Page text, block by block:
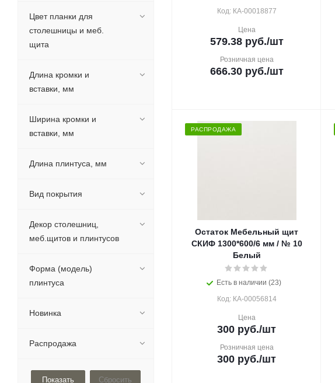
Код: КА-00018877
Цена
579.38руб./шт
Розничная цена
666.30руб./шт
РАСПРОДАЖА
Остаток Мебельный щит
СКИФ 1300*600/6 мм / № 10
Белый
Есть в наличии (23)
Код: КА-00056814
Цена
300 руб./шт
Розничная цена
300 руб./шт
Цвет планки для
столешницы и меб.
щита
Длина кромки и
вставки, мм
Ширина кромки и
вставки, мм
Длина плинтуса, мм
Вид покрытия
Декор столешниц,
меб.щитов и плинтусов
Форма (модель)
плинтуса
Новинка
Распродажа
Сбросить